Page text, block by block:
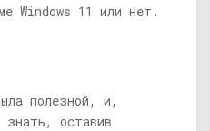
Windows 11 или нет.
полезной, и,
знать, оставив